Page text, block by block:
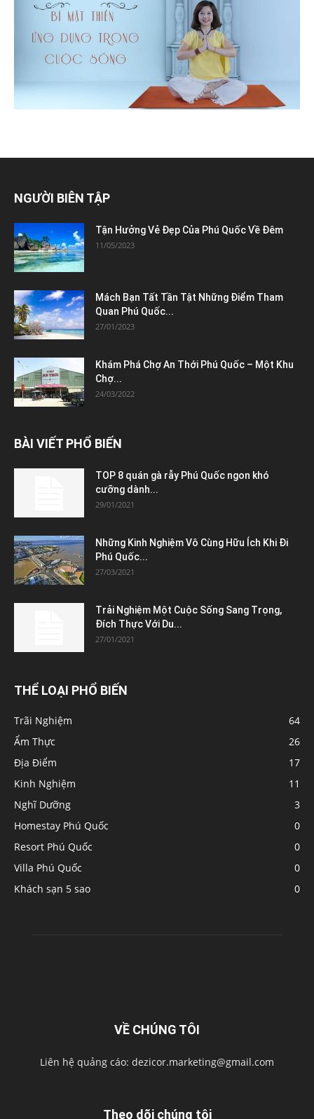
NGƯỜI BIÊN TẬP
Tận Hưởng Vẻ Đẹp Của Phú Quốc Về Đêm
11/05/2023
Mách Bạn Tất Tần Tật Những Điểm Tham
Quan Phú Quốc...
27/01/2023
Khám Phá Chợ An Thới Phú Quốc – Một Khu
Chợ...
24/03/2022
BÀI VIẾT PHỔ BIẾN
TOP 8 quán gà rẫy Phú Quốc ngon khó
cưỡng dành...
29/01/2021
Những Kinh Nghiệm Vô Cùng Hữu Ích Khi Đi
Phú Quốc...
27/03/2021
Trải Nghiệm Một Cuộc Sống Sang Trọng,
Đích Thực Với Du...
27/01/2021
THỂ LOẠI PHỔ BIẾN
Trãi Nghiệm
64
Ẩm Thực
26
Địa Điểm
17
Kinh Nghiệm
11
Nghĩ Dưỡng
3
Homestay Phú Quốc
0
Resort Phú Quốc
0
Villa Phú Quốc
0
Khách sạn 5 sao
0
VỀ CHÚNG TÔI
Liên hệ quảng cáo: dezicor.marketing@gmail.com
Theo dõi chúng tôi